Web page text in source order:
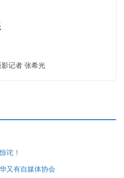
影记者 张希光
诧！
又有自媒体协会